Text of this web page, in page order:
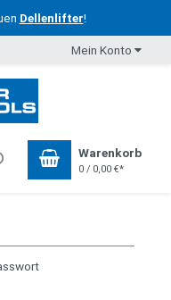
Dellenlifter!
Mein Konto
Warenkorb
0 / 0,00 €*